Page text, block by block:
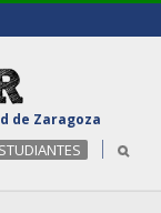
de Zaragoza